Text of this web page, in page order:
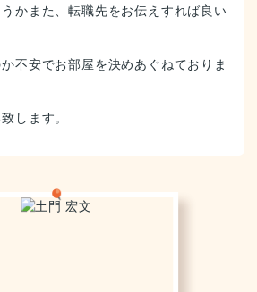
かまた、転職先をお伝えすれば良い
不安でお部屋を決めあぐねておりま
します。